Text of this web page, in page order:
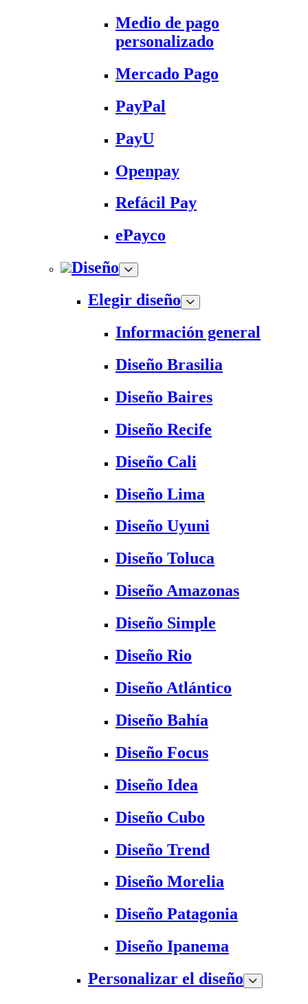
Medio de pago
personalizado
Mercado Pago
PayPal
PayU
Openpay
Refácil Pay
ePayco
Diseño
Elegir diseño
Información general
Diseño Brasilia
Diseño Baires
Diseño Recife
Diseño Cali
Diseño Lima
Diseño Uyuni
Diseño Toluca
Diseño Amazonas
Diseño Simple
Diseño Rio
Diseño Atlántico
Diseño Bahía
Diseño Focus
Diseño Idea
Diseño Cubo
Diseño Trend
Diseño Morelia
Diseño Patagonia
Diseño Ipanema
Personalizar el diseño